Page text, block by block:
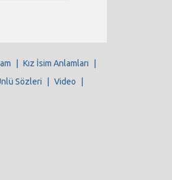
Kız İsim Anlamları
Sözleri Video